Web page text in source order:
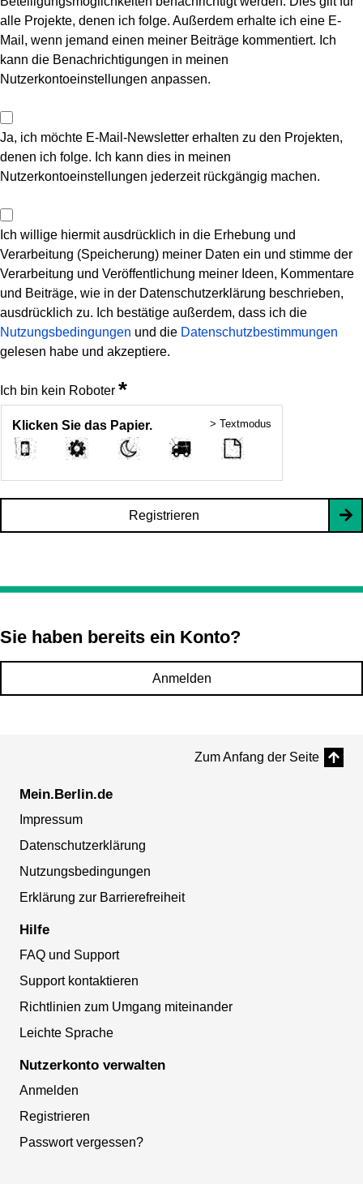
alle Projekte, denen ich folge. Außerdem erhalte ich eine E-
Mail, wenn jemand einen meiner Beiträge kommentiert. Ich
kann die Benachrichtigungen in meinen
Nutzerkontoeinstellungen anpassen.
Ja, ich möchte E-Mail-Newsletter erhalten zu den Projekten,
denen ich folge. Ich kann dies in meinen
Nutzerkontoeinstellungen jederzeit rückgängig machen.
Ich willige hiermit ausdrücklich in die Erhebung und
Verarbeitung (Speicherung) meiner Daten ein und stimme der
Verarbeitung und Veröffentlichung meiner Ideen, Kommentare
und Beiträge, wie in der Datenschutzerklärung beschrieben,
ausdrücklich zu. Ich bestätige außerdem, dass ich die
Nutzungsbedingungen und die Datenschutzbestimmungen
gelesen habe und akzeptiere.
Ich bin kein Roboter *
Klicken Sie das Papier. > Textmodus
Registrieren
Sie haben bereits ein Konto?
Anmelden
Zum Anfang der Seite
Mein.Berlin.de
Impressum
Datenschutzerklärung
Nutzungsbedingungen
Erklärung zur Barrierefreiheit
Hilfe
FAQ und Support
Support kontaktieren
Richtlinien zum Umgang miteinander
Leichte Sprache
Nutzerkonto verwalten
Anmelden
Registrieren
Passwort vergessen?